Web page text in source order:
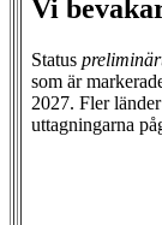
Vi
Status
som är
2027. Fler
uttagningarna